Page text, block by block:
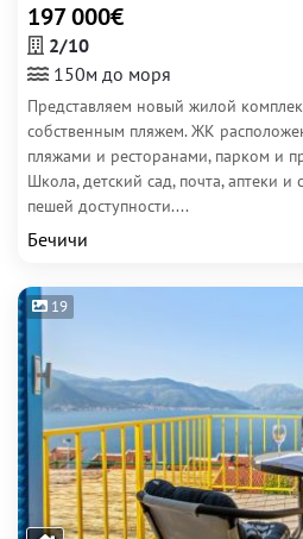
197 000€
2/10
150м до моря
Представляем новый жилой
собственным пляжем. ЖК
пляжами и ресторанами, парком и
Школа, детский сад, почта, аптеки и
пешей доступности....
Бечичи
19